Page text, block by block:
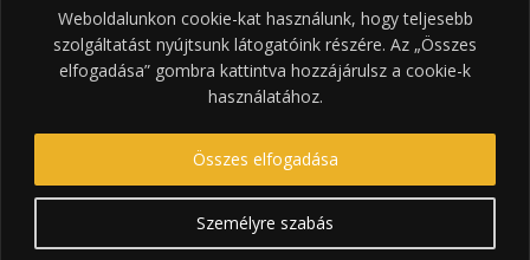
Weboldalunkon cookie-kat használunk, hogy teljesebb
szolgáltatást nyújtsunk látogatóink részére. Az „Összes
elfogadása” gombra kattintva hozzájárulsz a cookie-k
használatához.
Személyre szabás
Összes elfogadása
© 2026 tRENDrakó. Created using WordPress and